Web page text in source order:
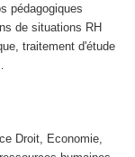
pédagogiques
de situations RH
traitement d'étude
Droit, Economie,